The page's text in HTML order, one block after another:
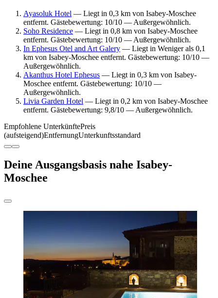
Ayasoluk Hotel — Liegt in 0,3 km von Isabey-Moschee
entfernt. Gästebewertung: 10/10 — Außergewöhnlich.
Soho Residence — Liegt in 0,8 km von Isabey-Moschee
entfernt. Gästebewertung: 10/10 — Außergewöhnlich.
In Ephesus Otel and Art Galery — Liegt in Weniger als 0,1
km von Isabey-Moschee entfernt. Gästebewertung: 10/10 —
Außergewöhnlich.
Akanthus Hotel Ephesus — Liegt in 0,3 km von Isabey-
Moschee entfernt. Gästebewertung: 10/10 —
Außergewöhnlich.
Livia Garden Hotel — Liegt in 0,2 km von Isabey-Moschee
entfernt. Gästebewertung: 9,8/10 — Außergewöhnlich.
Empfohlene UnterkünftePreis
(aufsteigend)EntfernungUnterkunftsstandard
Deine Ausgangsbasis nahe Isabey-
Moschee